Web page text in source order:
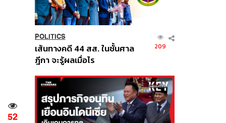
52
POLITICS
เส้นทางคดี 44 สส. ในชั้นศาล
ฎีกา จะรู้ผลเมื่อไร
209